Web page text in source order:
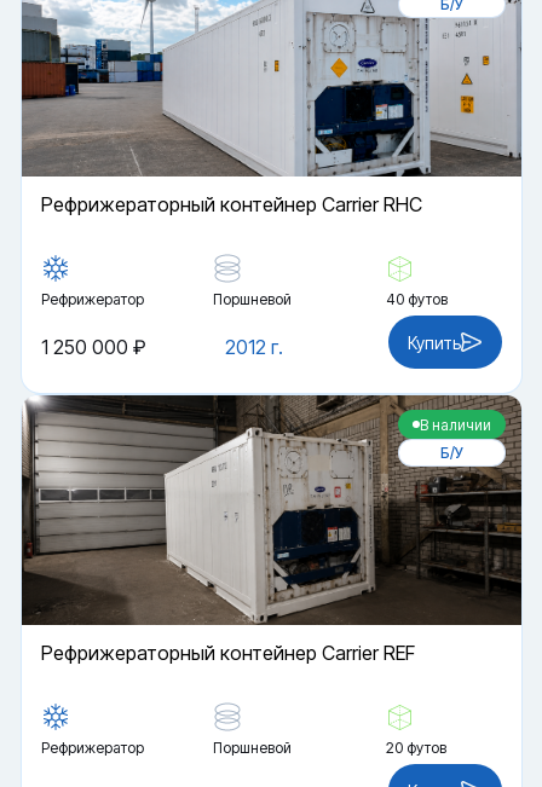
Б/У
Рефрижераторный контейнер Carrier RHC
Рефрижератор Поршневой 40 футов
2012 г.
1 250 000 ₽ Купить
В наличии
Б/У
Рефрижераторный контейнер Carrier REF
Рефрижератор Поршневой 20 футов